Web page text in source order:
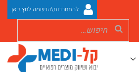
להתחברות\הרשמה לחץ כאן